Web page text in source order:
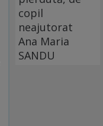
copil
neajutorat
Ana Maria
SANDU